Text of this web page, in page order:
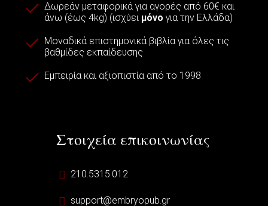
Δωρεάν μεταφορικά για αγορές από 60€ και
άνω (έως 4kg) (ισχύει μόνο για την Ελλάδα)
Μοναδικά επιστημονικά βιβλία για όλες τις
βαθμίδες εκπαίδευσης
Εμπειρία και αξιοπιστία από το 1998
Στοιχεία επικοινωνίας
210.5315.012
support@embryopub.gr